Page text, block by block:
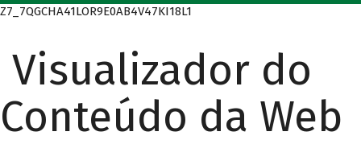
Z7_7QGCHA41LOR9E0AB4V47KI18L1
Visualizador do
Conteúdo da Web